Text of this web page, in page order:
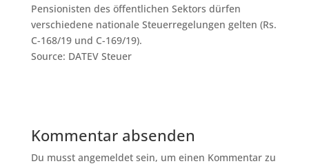
Pensionisten des öffentlichen Sektors dürfen
verschiedene nationale Steuerregelungen gelten (Rs.
C-168/19 und C-169/19).
Source: DATEV Steuer
Kommentar absenden
Du musst angemeldet sein, um einen Kommentar zu